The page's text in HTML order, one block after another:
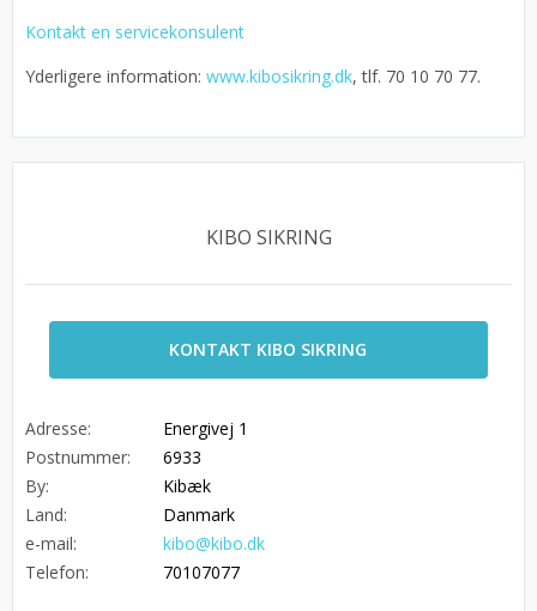
Kontakt en servicekonsulent
Yderligere information: www.kibosikring.dk, tlf. 70 10 70 77.
KIBO SIKRING
KONTAKT KIBO SIKRING
Adresse:
Energivej 1
Postnummer:
6933
By:
Kibæk
Land:
Danmark
e-mail:
kibo@kibo.dk
Telefon:
70107077